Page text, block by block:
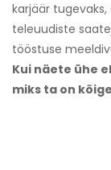
karjäär
teleuudiste
tööstuse
Kui näete ühe
miks ta on